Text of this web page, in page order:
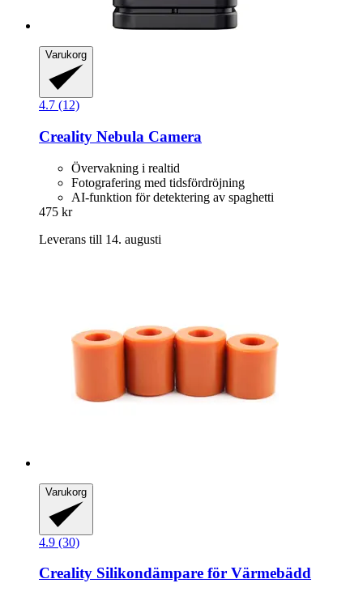
Varukorg
4.7 (12)
Creality Nebula Camera
Övervakning i realtid
Fotografering med tidsfördröjning
AI-funktion för detektering av spaghetti
475 kr
Leverans till 14. augusti
Varukorg
4.9 (30)
Creality Silikondämpare för Värmebädd